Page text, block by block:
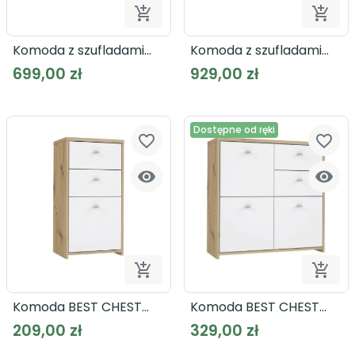

Dodaj do koszyka
Komoda z szufladami
DALATE DQLK211
699,00 zł

Komoda z szufladami
SURFINIO SFNK211
929,00 zł


Dodaj do koszyka
favorite_border
Komoda BEST CHEST
SQNK211
209,00 zł
Dostępne od ręki


favorite_border
Komoda BEST CHEST
SQNK223
329,00 zł